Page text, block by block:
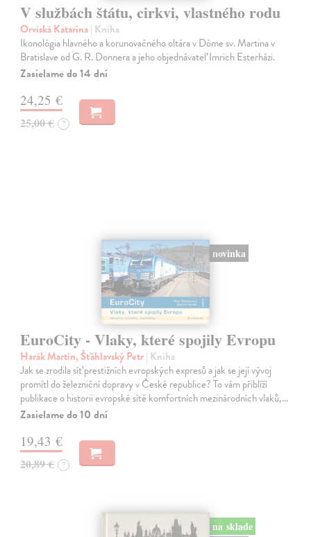
V službách štátu, cirkvi, vlastného rodu
Orviská Katarína| Kniha
Ikonológia hlavného a korunovačného oltára v Dóme sv. Martina v
Bratislave od G. R. Donnera a jeho objednávateľ Imrich Esterházi.
Zasielame do 14 dní
24,25 €
25,00 € ?
novinka
EuroCity - Vlaky, které spojily Evropu
Harák Martin, Šťáhlavský Petr| Kniha
Jak se zrodila síť prestižních evropských expresů a jak se její vývoj
promítl do železniční dopravy v České republice? To vám přiblíží
publikace o historii evropské sítě komfortních mezinárodních vlaků,…
Zasielame do 10 dní
19,43 €
20,89 € ?
na sklade